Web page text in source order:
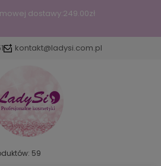
dostawy:249.00zł
kontakt@ladysi.com.pl
Zaloguj się
Załóż konto
59